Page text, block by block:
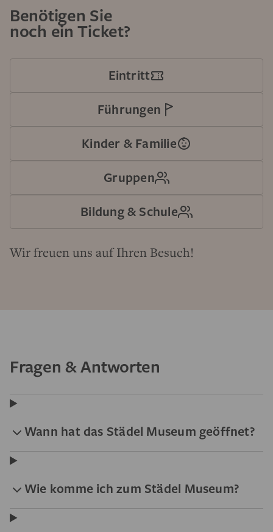
Benötigen Sie
noch ein Ticket?
Eintritt
Führungen
Kinder & Familie
Gruppen
Bildung & Schule
Wir freuen uns auf Ihren Besuch!
Fragen & Antworten
Wann hat das Städel Museum geöffnet?
Wie komme ich zum Städel Museum?